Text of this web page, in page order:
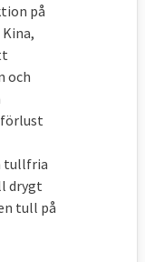
på
och
tullfria
drygt
tull på